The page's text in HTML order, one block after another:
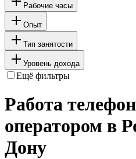
Рабочие часы
Опыт
Тип занятости
Уровень дохода
Ещё фильтры
Работа
оператором в
Дону